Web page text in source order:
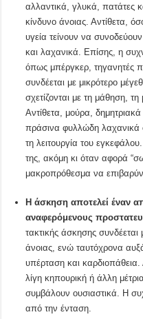
αλλαντικά, γλυκά, πατάτες
κίνδυνο άνοιας. Αντίθετα,
υγεία τείνουν να
και λαχανικά. Επίσης, η
όπως μπέργκερ, τηγανητές
συνδέεται με μικρότερο
σχετίζονται με τη μάθηση,
Αντίθετα, μούρα,
πράσινα φυλλώδη λαχανικά
τη λειτουργία του
της, ακόμη κι όταν αφορά
μακροπρόθεσμα να
Η άσκηση αποτελεί έναν
αναφερόμενους
τακτικής άσκησης
άνοιας, ενώ ταυτόχρονα
υπέρταση και
λίγη κηπουρική ή άλλη
συμβάλουν ουσιαστικά. Η
από την ένταση.